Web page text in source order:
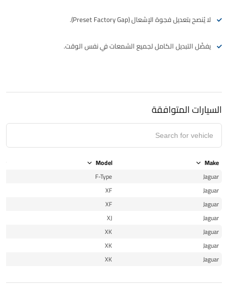
لا يُنصح بتعديل فجوة الإشعال (Preset Factory Gap).
يفضّل التبديل الكامل لجميع الشمعات في نفس الوقت.
السيارات المتوافقة
Make
Model
Jaguar
F-Type
Jaguar
XF
Jaguar
XF
Jaguar
XJ
Jaguar
XK
Jaguar
XK
Jaguar
XK